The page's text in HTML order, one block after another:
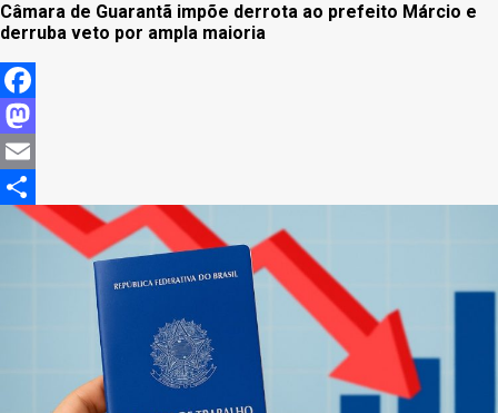
Câmara de Guarantã impõe derrota ao prefeito Márcio e
derruba veto por ampla maioria
Facebook
Mastodon
Email
Share